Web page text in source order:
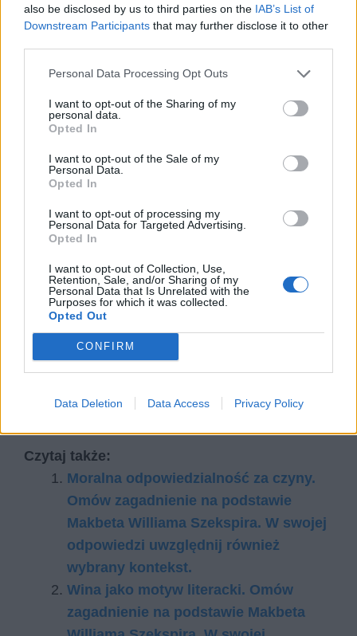
also be disclosed by us to third parties on the IAB’s List of
Downstream Participants that may further disclose it to other
Personal Data Processing Opt Outs
I want to opt-out of the Sharing of my
personal data.
Opted In
I want to opt-out of the Sale of my
Personal Data.
Opted In
I want to opt-out of processing my
Personal Data for Targeted Advertising.
Opted In
I want to opt-out of Collection, Use,
Retention, Sale, and/or Sharing of my
Personal Data that Is Unrelated with the
Purposes for which it was collected.
Opted Out
CONFIRM
Data Deletion Data Access Privacy Policy
najwyższych zaszczytów w państwie, lecz
kontrowersyjna – droga interpretacji
legendarnego dzieła. Na tym jednak polega
piękno literatury, że można ją czytać na bardzo
wiele różnych sposobów.
Wpływ świata nadprzyrodzonego na świat realny
w literaturze jest bardzo częstym motywem,
różnych epok. Istniały epoki, które wręcz
przyznawały wyższość światu
nadprzyrodzonemu nad światem realnym. To
bardzo metafizyczne myślenia, które zakłada
pewną równoległą rzeczywistość duchową,
przenikającą się z naszą. Warto czytać, by
Czytaj także:
Moralna odpowiedzialność za czyny.
Omów zagadnienie na podstawie
Makbeta Williama Szekspira. W swojej
odpowiedzi uwzględnij również
wybrany kontekst.
Wina jako motyw literacki. Omów
zagadnienie na podstawie Makbeta